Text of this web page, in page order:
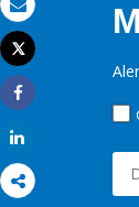
Email
Imprimir
Tweet
Share